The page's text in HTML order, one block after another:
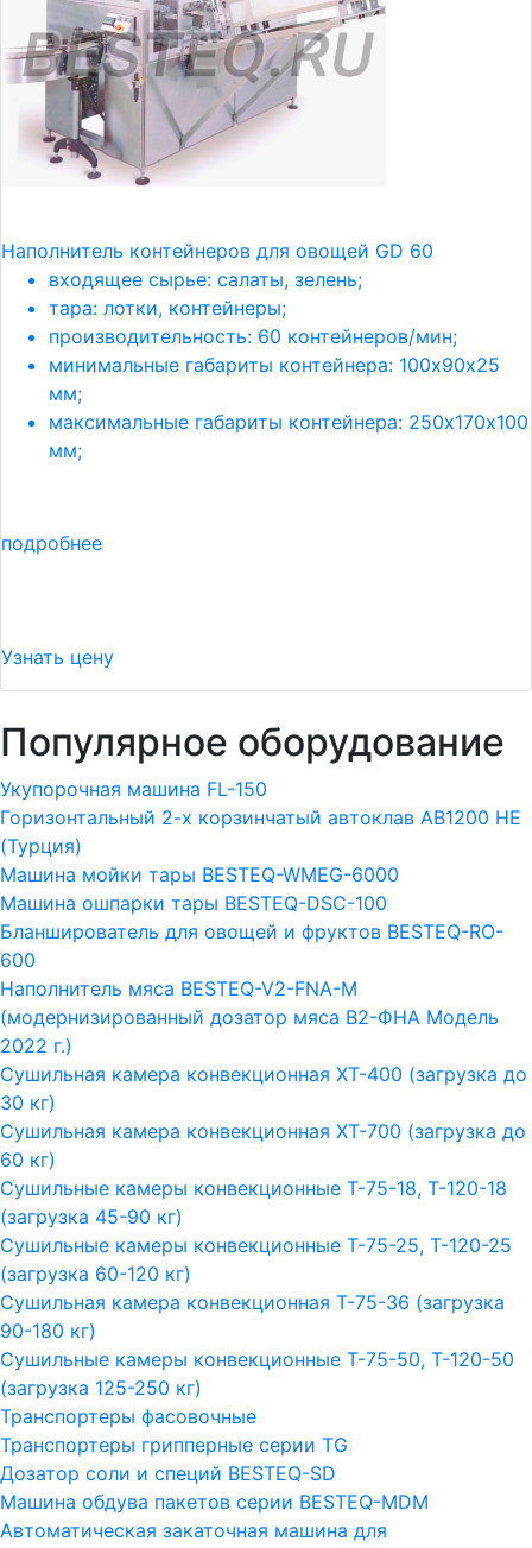
Наполнитель контейнеров для овощей GD 60
входящее сырье: салаты, зелень;
тара: лотки, контейнеры;
производительность: 60 контейнеров/мин;
минимальные габариты контейнера: 100х90х25
мм;
максимальные габариты контейнера: 250х170х100
мм;
подробнее
Узнать цену
Популярное оборудование
Укупорочная машина FL-150
Горизонтальный 2-х корзинчатый автоклав АВ1200 HE
(Турция)
Машина мойки тары BESTEQ-WMEG-6000
Машина ошпарки тары BESTEQ-DSC-100
Бланширователь для овощей и фруктов BESTEQ-RO-
600
Наполнитель мяса BESTEQ-V2-FNA-M
(модернизированный дозатор мяса В2-ФНА Модель
2022 г.)
Сушильная камера конвекционная ХТ-400 (загрузка до
30 кг)
Сушильная камера конвекционная ХТ-700 (загрузка до
60 кг)
Сушильные камеры конвекционные Т-75-18, Т-120-18
(загрузка 45-90 кг)
Сушильные камеры конвекционные Т-75-25, Т-120-25
(загрузка 60-120 кг)
Сушильная камера конвекционная Т-75-36 (загрузка
90-180 кг)
Сушильные камеры конвекционные Т-75-50, Т-120-50
(загрузка 125-250 кг)
Транспортеры фасовочные
Транспортеры грипперные серии TG
Дозатор соли и специй BESTEQ-SD
Машина обдува пакетов серии ВESTEQ-MDM
Автоматическая закаточная машина для